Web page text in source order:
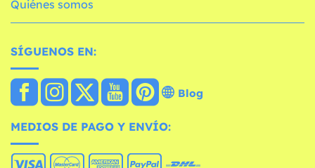
Quiénes somos
SÍGUENOS EN:
Blog
MEDIOS DE PAGO Y ENVÍO: